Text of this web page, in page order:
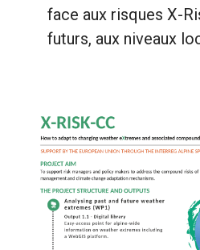
face aux risques X-
futurs, aux niveaux